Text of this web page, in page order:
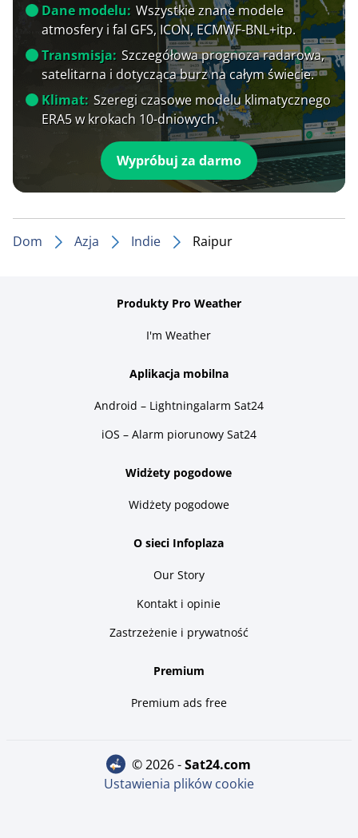
Dane modelu: Wszystkie znane modele
atmosfery i fal GFS, ICON, ECMWF-BNL+itp.
Transmisja: Szczegółowa prognoza radarowa,
satelitarna i dotycząca burz na całym świecie.
Klimat: Szeregi czasowe modelu klimatycznego
ERA5 w krokach 10-dniowych.
Wypróbuj za darmo
Dom Azja Indie Raipur
Produkty Pro Weather
I'm Weather
Aplikacja mobilna
Android – Lightningalarm Sat24
iOS – Alarm piorunowy Sat24
Widżety pogodowe
Widżety pogodowe
O sieci Infoplaza
Our Story
Kontakt i opinie
Zastrzeżenie i prywatność
Premium
Premium ads free
© 2026 - sat24.com
Ustawienia plików cookie